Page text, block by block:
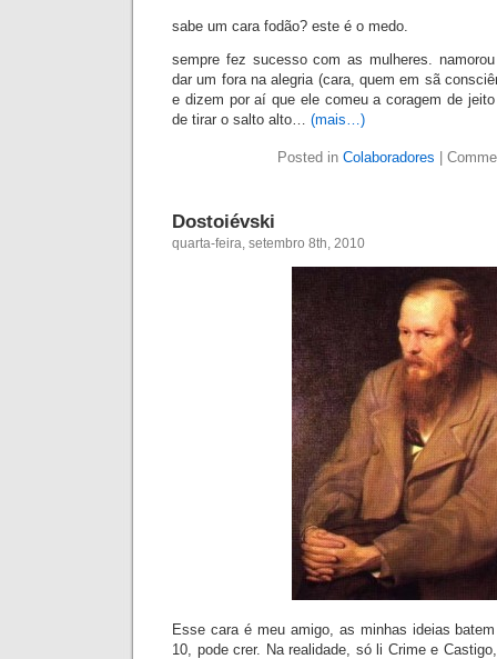
sabe um cara fodão? este é o medo.
sempre fez sucesso com as mulheres.
dar um fora na alegria (cara, quem em sã
e dizem por aí que ele comeu a coragem de
de tirar o salto alto… (mais…)
Posted in Colaboradores
Dostoiévski
quarta-feira, setembro 8th, 2010
Esse cara é meu amigo, as minhas ideias
10, pode crer. Na realidade, só li Crime e